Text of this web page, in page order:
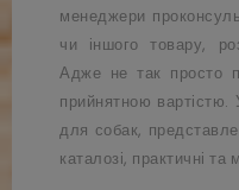
менеджери
чи іншого товару,
Адже не так просто
прийнятною
для собак,
каталозі, практичні